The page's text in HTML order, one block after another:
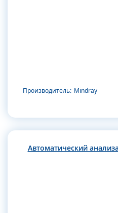
Производитель: Mindray
Автоматический